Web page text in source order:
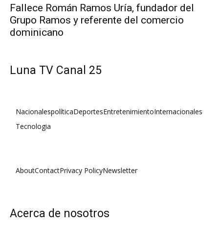
Fallece Román Ramos Uría, fundador del
Grupo Ramos y referente del comercio
dominicano
Luna TV Canal 25
NacionalespolíticaDeportesEntretenimientoInternacionales
Tecnologia
AboutContactPrivacy PolicyNewsletter
Acerca de nosotros